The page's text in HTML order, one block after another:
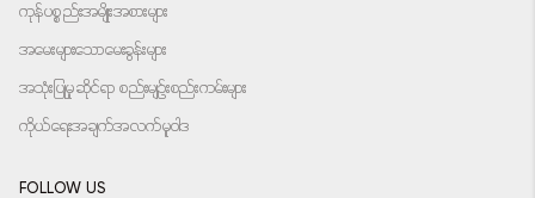
ကုန်ပစ္စည်းအမျိုးအစားများ
အမေးများသောမေးခွန်းများ
အသုံးပြုမှုဆိုင်ရာ စည်းမျဉ်းစည်းကမ်းများ
ကိုယ်ရေးအချက်အလက်မူဝါဒ
FOLLOW US